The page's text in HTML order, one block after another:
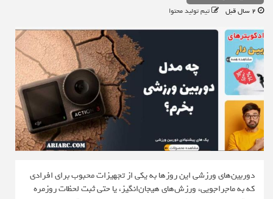
تیم تولید محتوا
دوربین‌های ورزشی این روزها به یکی از تجهیزات محبوب برای افرادی
که به ماجراجویی، ورزش‌های هیجان‌انگیز، یا حتی ثبت لحظات روزمره